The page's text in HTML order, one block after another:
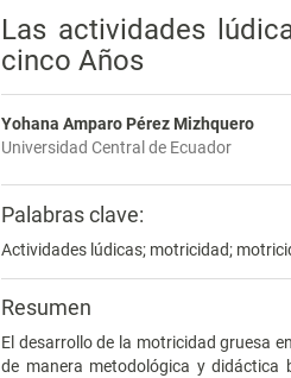
Las actividades
cinco Años
Yohana Amparo Pérez Mizhquero
Universidad Central de Ecuador
Palabras clave:
Actividades lúdicas; motricidad;
Resumen
El desarrollo de la motricidad gruesa
de manera metodológica y didáctica